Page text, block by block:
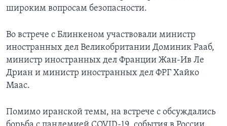
широким вопросам безопасности.
Во встрече с Блинкеном участвовали министр
иностранных дел Великобритании Доминик Рааб,
министр иностранных дел Франции Жан-Ив Ле
Дриан и министр иностранных дел ФРГ Хайко
Маас.
Помимо иранской темы, на встрече с обсуждались